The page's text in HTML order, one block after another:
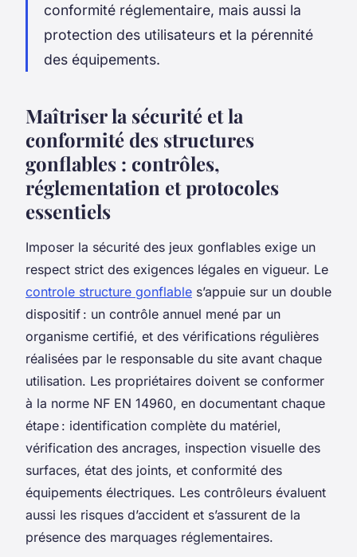
conformité réglementaire, mais aussi la
protection des utilisateurs et la pérennité
des équipements.
Maîtriser la sécurité et la
conformité des structures
gonflables : contrôles,
réglementation et protocoles
essentiels
Imposer la sécurité des jeux gonflables exige un
respect strict des exigences légales en vigueur. Le
controle structure gonflable s’appuie sur un double
dispositif : un contrôle annuel mené par un
organisme certifié, et des vérifications régulières
réalisées par le responsable du site avant chaque
utilisation. Les propriétaires doivent se conformer
à la norme NF EN 14960, en documentant chaque
étape : identification complète du matériel,
vérification des ancrages, inspection visuelle des
surfaces, état des joints, et conformité des
équipements électriques. Les contrôleurs évaluent
aussi les risques d’accident et s’assurent de la
présence des marquages réglementaires.